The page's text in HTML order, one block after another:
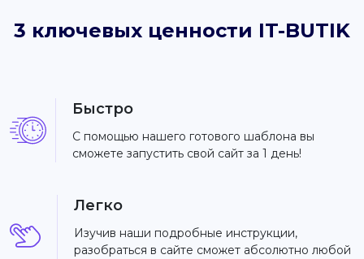
3 ключевых ценности IT-BUTIK
Быстро
С помощью нашего готового шаблона вы
сможете запустить свой сайт за 1 день!
Легко
Изучив наши подробные инструкции,
разобраться в сайте сможет абсолютно любой